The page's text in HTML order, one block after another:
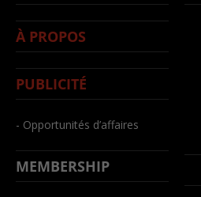
À PROPOS
PUBLICITÉ
- Opportunités d’affaires
MEMBERSHIP